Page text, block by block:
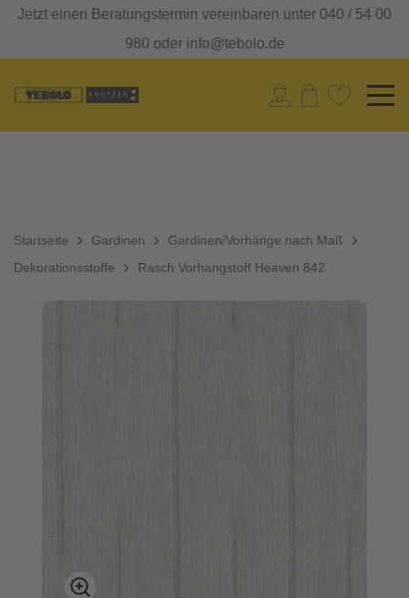
Jetzt einen Beratungstermin vereinbaren unter 040 / 54 00
980 oder info@tebolo.de
Startseite Gardinen
Gardinen/Vorhänge nach Maß
Dekorationsstoffe
Rasch Vorhangstoff Heaven 842